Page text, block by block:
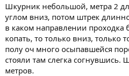
Шкурник небольшой, метра 2
углом вниз, потом штрек
в каком направлении проходка
копать, то только вниз, только
полу оч много осыпавшейся
стояли там слегка согнувшись.
метров.